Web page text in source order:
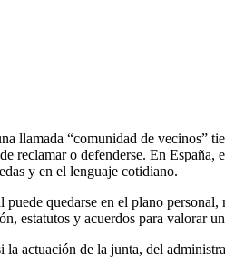
llamada “comunidad de vecinos”
reclamar o defenderse. En España,
y en el lenguaje cotidiano.
quedarse en el plano personal,
estatutos y acuerdos para valorar
actuación de la junta, del